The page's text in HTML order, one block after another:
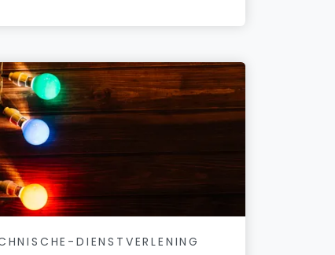
DIENSTVERLENING